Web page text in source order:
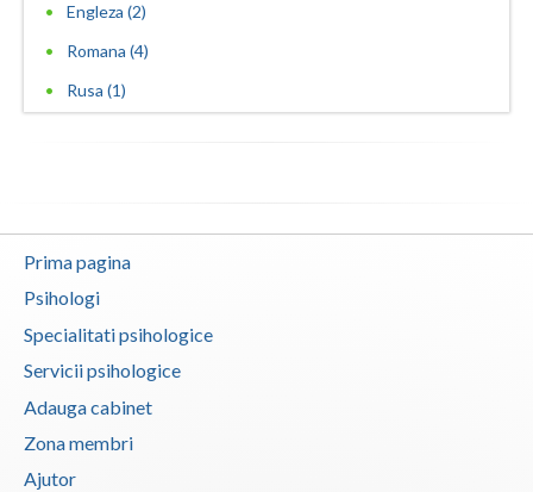
Engleza (2)
Romana (4)
Rusa (1)
Prima pagina
Psihologi
Specialitati psihologice
Servicii psihologice
Adauga cabinet
Zona membri
Ajutor